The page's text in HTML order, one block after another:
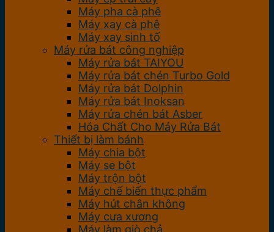
Máy pha cà phê
Máy xay cà phê
Máy xay sinh tố
Máy rửa bát công nghiệp
Máy rửa bát TAIYOU
Máy rửa bát chén Turbo Gold
Máy rửa bát Dolphin
Máy rửa bát Inoksan
Máy rửa chén bát Asber
Hóa Chất Cho Máy Rửa Bát
Thiết bị làm bánh
Máy chia bột
Máy se bột
Máy trộn bột
Máy chế biến thực phẩm
Máy hút chân không
Máy cưa xương
Máy làm giò chả